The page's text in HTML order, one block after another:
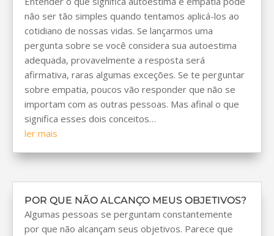
não ser tão simples quando tentamos aplicá-los ao
cotidiano de nossas vidas. Se lançarmos uma
pergunta sobre se você considera sua autoestima
adequada, provavelmente a resposta será
afirmativa, raras algumas exceções. Se te perguntar
sobre empatia, poucos vão responder que não se
importam com as outras pessoas. Mas afinal o que
significa esses dois conceitos…
ler mais
POR QUE NÃO ALCANÇO MEUS OBJETIVOS?
Algumas pessoas se perguntam constantemente
por que não alcançam seus objetivos. Parece que